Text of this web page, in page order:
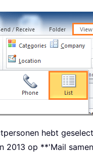
hebt
2013 op **'Mail